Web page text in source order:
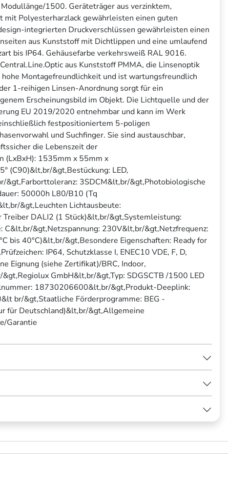
1500. Geräteträger aus verzinktem,
Polyesterharzlack gewährleisten einen guten
integrierten Druckverschlüssen gewährleisten einen
aus Kunststoff mit Dichtlippen und eine umlaufend
bis IP64. Gehäusefarbe verkehrsweiß RAL 9016.
aus Kunststoff PMMA, die Linsenoptik
Montagefreundlichkeit und ist wartungsfreundlich
1-reihigen Linsen-Anordnung sorgt für ein
Erscheinungsbild im Objekt. Die Lichtquelle und der
EU 2019/2020 entnehmbar und kann im Werk
festpositioniertem 5-poligen
und Suchfinger. Sie sind austauschbar,
die Lebenszeit der
(LxBxH): 1535mm x 55mm x
(C90)&lt,br/&gt,Bestückung: LED,
&gt,Farborttoleranz: 3SDCM&lt,br/&gt,Photobiologische
50000h L80/B10 (Tq
&gt,Leuchten Lichtausbeute:
DALI2 (1 Stück)&lt,br/&gt,Systemleistung:
&gt,Netzspannung: 230V&lt,br/&gt,Netzfrequenz:
bis 40°C)&lt,br/&gt,Besondere Eigenschaften: Ready for
IP64, Schutzklasse I, ENEC10 VDE, F, D,
Eignung (siehe Zertifikat)/BRC, Indoor,
GmbH&lt,br/&gt,Typ: SDGSCTB /1500 LED
18730206600&lt,br/&gt,Produkt-Deeplink:
br/&gt,Staatliche Förderprogramme: BEG -
für Deutschland)&lt,br/&gt,Allgemeine
Garantie